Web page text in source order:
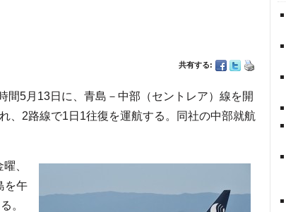
共有する:
5月13日に、青島－中部（セントレア）線を開
、2路線で1日1往復を運航する。同社の中部就航
、
を午
。